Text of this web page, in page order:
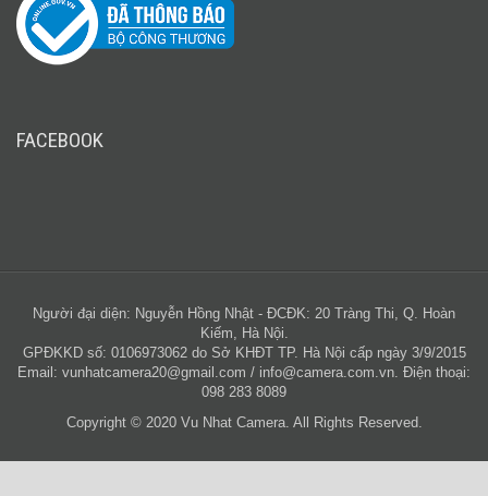
FACEBOOK
Người đại diện: Nguyễn Hồng Nhật - ĐCĐK: 20 Tràng Thi, Q. Hoàn
Kiếm, Hà Nội.
GPĐKKD số: 0106973062 do Sở KHĐT TP. Hà Nội cấp ngày 3/9/2015
Email: vunhatcamera20@gmail.com / info@camera.com.vn . Điện thoại:
098 283 8089
Copyright © 2020 Vu Nhat Camera. All Rights Reserved.